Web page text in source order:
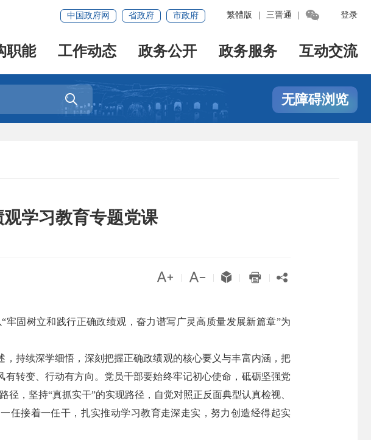
登录
繁體版 三晋通 
中国政府网 省政府 市政府
职能 工作动态 政务公开 政务服务 互动交流
 无障碍浏览
学习教育专题党课
    
固树立和践行正确政绩观，奋力谱写广灵高质量发展新篇章”为
持续深学细悟，深刻把握正确政绩观的核心要义与丰富内涵，把
转变、行动有方向。党员干部要始终牢记初心使命，砥砺坚强党
，坚持“真抓实干”的实现路径，自觉对照正反面典型认真检视、
任接着一任干，扎实推动学习教育走深走实，努力创造经得起实